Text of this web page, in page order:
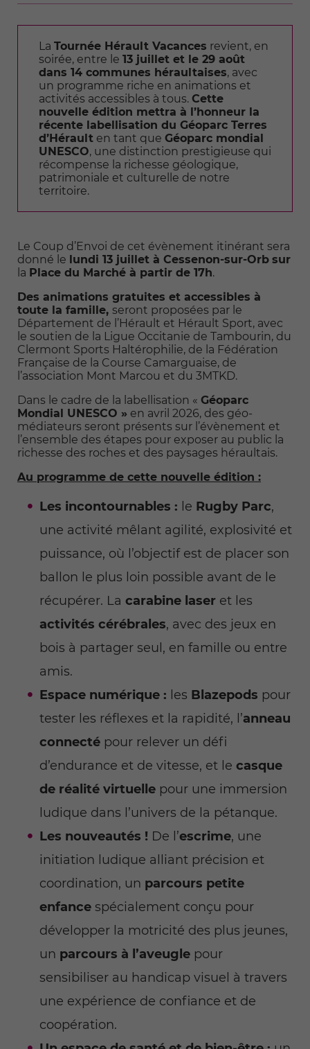
La Tournée Hérault Vacances revient, en
soirée, entre le 13 juillet et le 29 août
dans 14 communes héraultaises, avec
un programme riche en animations et
activités accessibles à tous. Cette
nouvelle édition mettra à l’honneur la
récente labellisation du Géoparc Terres
d’Hérault en tant que Géoparc mondial
UNESCO, une distinction prestigieuse qui
récompense la richesse géologique,
patrimoniale et culturelle de notre
territoire.
Le Coup d’Envoi de cet évènement itinérant sera
donné le lundi 13 juillet à Cessenon-sur-Orb sur
la Place du Marché à partir de 17h.
Des animations gratuites et accessibles à
toute la famille, seront proposées par le
Département de l’Hérault et Hérault Sport, avec
le soutien de la Ligue Occitanie de Tambourin, du
Clermont Sports Haltérophilie, de la Fédération
Française de la Course Camarguaise, de
l’association Mont Marcou et du 3MTKD.
Dans le cadre de la labellisation « Géoparc
Mondial UNESCO » en avril 2026, des géo-
médiateurs seront présents sur l’évènement et
l’ensemble des étapes pour exposer au public la
richesse des roches et des paysages héraultais.
Au programme de cette nouvelle édition :
Les incontournables : le Rugby Parc,
une activité mêlant agilité, explosivité et
puissance, où l’objectif est de placer son
ballon le plus loin possible avant de le
récupérer. La carabine laser et les
activités cérébrales, avec des jeux en
bois à partager seul, en famille ou entre
amis.
Espace numérique : les Blazepods pour
tester les réflexes et la rapidité, l’anneau
connecté pour relever un défi
d’endurance et de vitesse, et le casque
de réalité virtuelle pour une immersion
ludique dans l’univers de la pétanque.
Les nouveautés ! De l’escrime, une
initiation ludique alliant précision et
coordination, un parcours petite
enfance spécialement conçu pour
développer la motricité des plus jeunes,
un parcours à l’aveugle pour
sensibiliser au handicap visuel à travers
une expérience de confiance et de
coopération.